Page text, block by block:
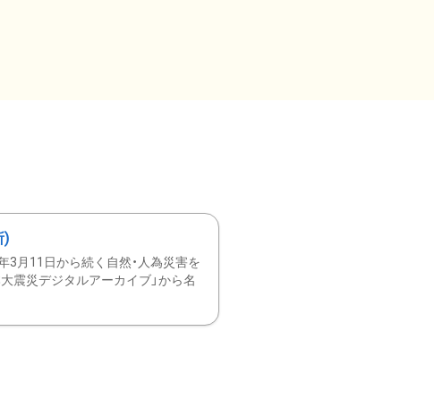
)
3月11日から続く自然・人為災害を
震災デジタルアーカイブ」から名